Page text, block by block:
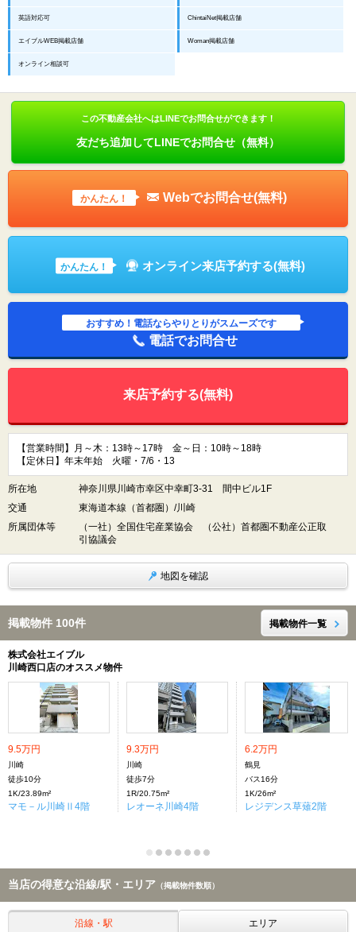
英語対応可 ChintaiNet掲載店舗
エイブルWEB掲載店舗 Woman掲載店舗
オンライン相談可
この不動産会社へはLINEでお問合せができます！
友だち追加してLINEでお問合せ（無料）
かんたん！ Webでお問合せ(無料)
かんたん！ オンライン来店予約する(無料)
おすすめ！電話ならやりとりがスムーズです
電話でお問合せ
来店予約する(無料)
【営業時間】月～木：13時～17時 金～日：10時～18時
【定休日】年末年始 火曜・7/6・13
所在地
神奈川県川崎市幸区中幸町3-31 間中ビル1F
交通
東海道本線（首都圏）/川崎
所属団体等
（一社）全国住宅産業協会 （公社）首都圏不動産公正取
引協議会
地図を確認
掲載物件 100件 掲載物件一覧
株式会社エイブル
川崎西口店のオススメ物件
9.5万円
川崎
徒歩10分
1K/23.89m²
マモ－ル川崎Ⅱ4階
9.3万円
川崎
徒歩7分
1R/20.75m²
レオーネ川崎4階
6.2万円
鶴見
バス16分
1K/26m²
レジデンス草薙2階
当店の得意な沿線/駅・エリア （掲載物件数順）
沿線・駅 エリア